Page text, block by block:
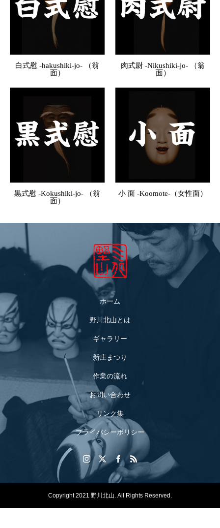
白式慰 -hakushiki-jo- （翁
面）
肉式尉 -Nikushiki-jo- （翁
面）
黒式慰 -Kokushiki-jo- （翁
面）
小 面 -Koomote-（女性面）
ホーム
野川北山とは
ギャラリー
新庄まつり
作業の流れ
お問い合わせ
リンク集
プライバシーポリシー
Copyright 2021 野川北山. All Rights Reserved.